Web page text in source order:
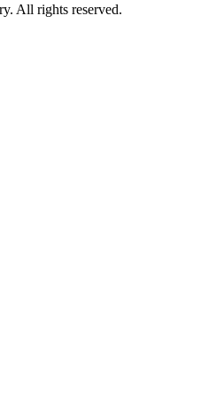
All rights reserved.